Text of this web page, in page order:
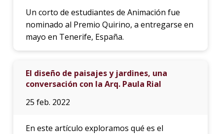
Un corto de estudiantes de Animación fue
nominado al Premio Quirino, a entregarse en
mayo en Tenerife, España.
El diseño de paisajes y jardines, una
conversación con la Arq. Paula Rial
25 feb. 2022
En este artículo exploramos qué es el